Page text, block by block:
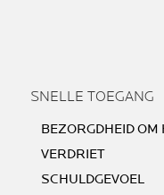
SNELLE TOEGANG
BEZORGDHEID
VERDRIET
SCHULDGEVOEL